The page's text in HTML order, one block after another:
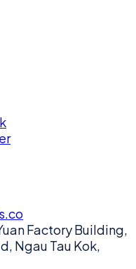
Factory Building,
Ngau Tau Kok,